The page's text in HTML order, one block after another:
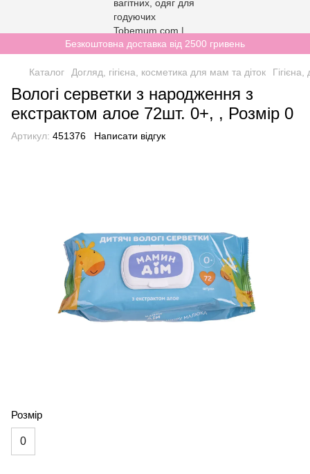
Безкоштовна доставка від 2500 гривень
Каталог Догляд, гігієна, косметика для мам та діток
Вологі серветки з народження з
екстрактом алое 72шт. 0+, , Розмір 0
Артикул: 451376 Написати відгук
Розмір
0